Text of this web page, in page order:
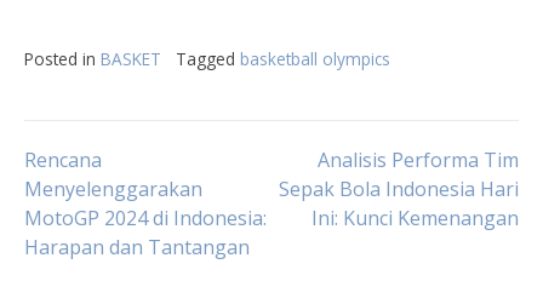
Posted in BASKET Tagged basketball olympics
Post
navigation
Rencana
Menyelenggarakan
MotoGP 2024 di Indonesia:
Harapan dan Tantangan
Analisis Performa Tim
Sepak Bola Indonesia Hari
Ini: Kunci Kemenangan